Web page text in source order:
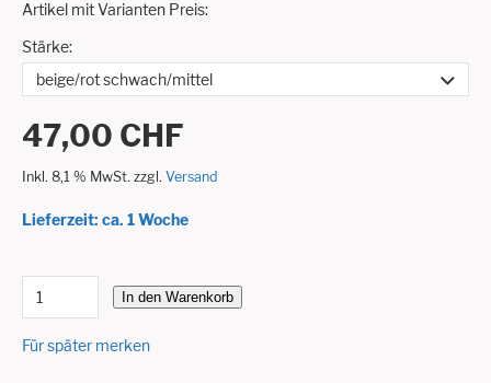
Artikel mit Varianten Preis:
Stärke:
47,00 CHF
Inkl. 8,1 % MwSt. zzgl. Versand
Lieferzeit: ca. 1 Woche
In den Warenkorb
Für später merken